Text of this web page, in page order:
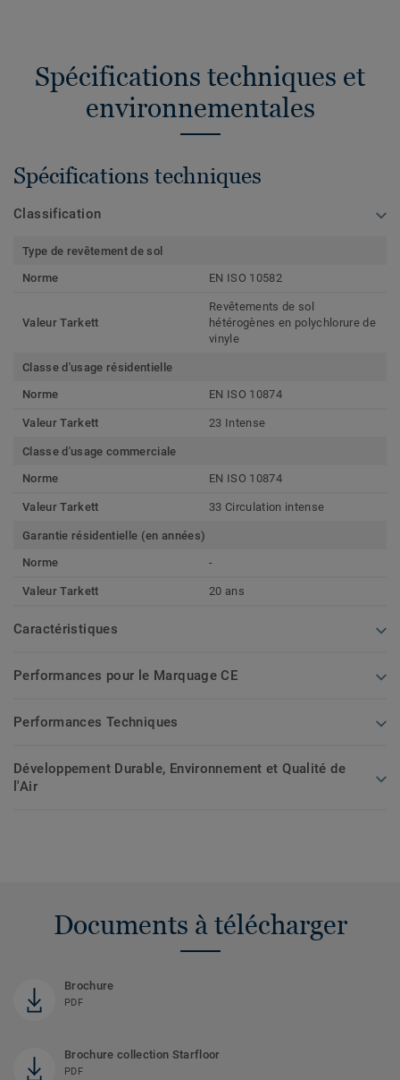
Spécifications techniques et
environnementales
Spécifications techniques
Classification
Type de revêtement de sol
Norme
EN ISO 10582
Valeur Tarkett
Revêtements de sol
hétérogènes en polychlorure de
vinyle
Classe d'usage résidentielle
Norme
EN ISO 10874
Valeur Tarkett 23 Intense
Classe d'usage commerciale
Norme
EN ISO 10874
Valeur Tarkett 33 Circulation intense
Garantie résidentielle (en années)
Norme
-
Valeur Tarkett 20 ans
Caractéristiques
Performances pour le Marquage CE
Performances Techniques
Développement Durable, Environnement et Qualité de
l'Air
Documents à télécharger
Brochure
PDF
Brochure collection Starfloor
PDF